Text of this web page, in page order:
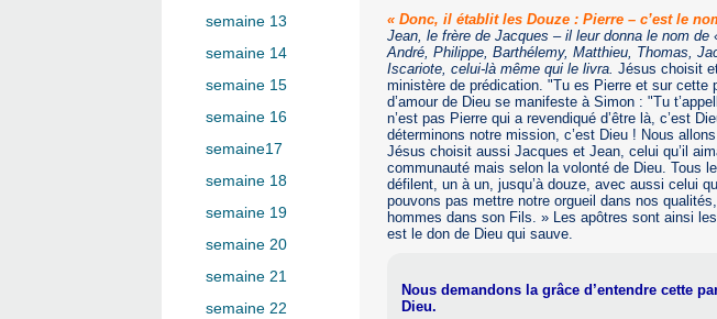
« Donc, il établit les Douze : Pierre – c’est le
Jean, le frère de Jacques – il leur donna le nom de
André, Philippe, Barthélemy, Matthieu, Thomas,
Iscariote, celui-là même qui le livra. Jésus choisit
ministère de prédication. "Tu es Pierre et sur
d’amour de Dieu se manifeste à Simon : "Tu
n’est pas Pierre qui a revendiqué d’être là, c’est
déterminons notre mission, c’est Dieu ! Nous
Jésus choisit aussi Jacques et Jean, celui qu’il
communauté mais selon la volonté de Dieu. Tous
défilent, un à un, jusqu’à douze, avec aussi celui
pouvons pas mettre notre orgueil dans nos
hommes dans son Fils. » Les apôtres sont ainsi
est le don de Dieu qui sauve.
Nous demandons la grâce d’entendre cette
Dieu.
semaine 13
semaine 14
semaine 15
semaine 16
semaine17
semaine 18
semaine 19
semaine 20
semaine 21
semaine 22